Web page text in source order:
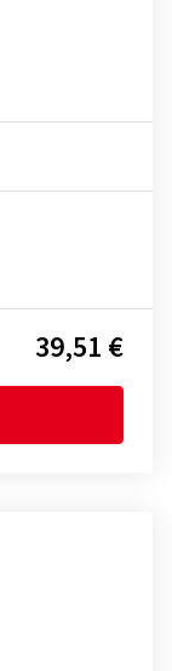
39,51 €